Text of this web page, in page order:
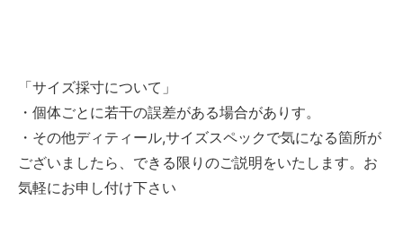
「サイズ採寸について」
・個体ごとに若干の誤差がある場合がありす。
・その他ディティール,サイズスペックで気になる箇所が
ございましたら、できる限りのご説明をいたします。お
気軽にお申し付け下さい